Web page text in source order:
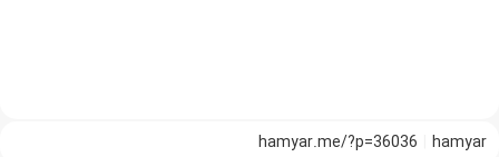
hamyar
hamyar.me/?p=36036